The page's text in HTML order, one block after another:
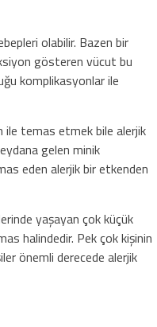
olabilir. Bazen bir
gösteren vücut bu
komplikasyonlar ile
ile temas etmek bile alerjik
gelen minik
eden alerjik bir etkenden
yaşayan çok küçük
halindedir. Pek çok kişinin
önemli derecede alerjik